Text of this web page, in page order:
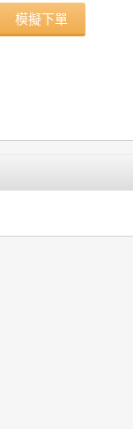
模擬下單